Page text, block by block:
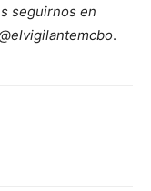
seguirnos en
.